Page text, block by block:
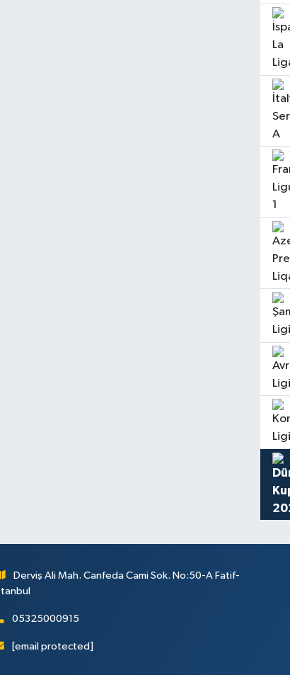
Derviş Ali Mah. Canfeda Cami Sok. No:50-A Fatif-
05325000915
[email protected]